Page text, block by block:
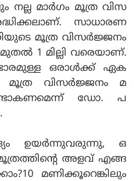
നല്ല മാര്‍ഗം മൂത്ര വിസ
സാധാരണ
മൂത്ര വിസര്‍ജ്ജനം
1 മില്ലി വരെയാണ്.
ഭാരമുള്ള ഒരാള്‍ക്ക് ഏക
മൂത്ര വിസര്‍ജ്ജനം മ
ഡോ. പ
ഉയര്‍ന്നുവരുന്നു, ഒ
അളവ് എങ്ങ
മണിക്കൂറെങ്കിലും